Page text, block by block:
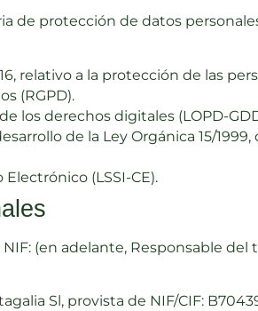
de protección de datos
relativo a la protección de las
(RGPD).
los derechos digitales (LOPD-
de la Ley Orgánica 15/1999,
(LSSI-CE).
(en adelante, Responsable del
Sl, provista de NIF/CIF: